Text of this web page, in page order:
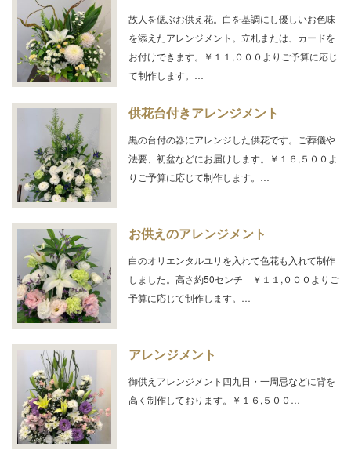
故人を偲ぶお供え花。白を基調にし優しいお色味
を添えたアレンジメント。立札または、カードを
お付けできます。￥１１,０００よりご予算に応じ
て制作します。…
供花台付きアレンジメント
黒の台付の器にアレンジした供花です。ご葬儀や
法要、初盆などにお届けします。￥１６,５００よ
りご予算に応じて制作します。…
お供えのアレンジメント
白のオリエンタルユリを入れて色花も入れて制作
しました。高さ約50センチ ￥１１,０００よりご
予算に応じて制作します。…
アレンジメント
御供えアレンジメント四九日・一周忌などに背を
高く制作しております。￥１６,５００…